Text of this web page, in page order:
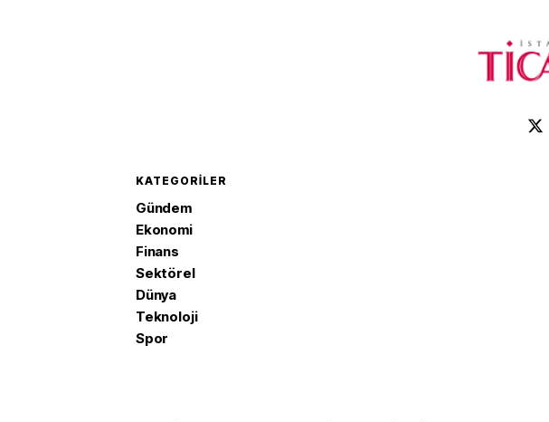
KATEGORILER
Gündem
Ekonomi
Finans
Sektörel
Dünya
Teknoloji
Spor